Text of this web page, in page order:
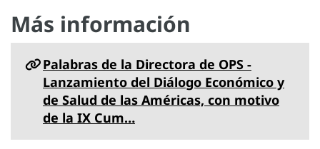
Más información
Palabras de la Directora de OPS -
Lanzamiento del Diálogo Económico y
de Salud de las Américas, con motivo
de la IX Cum…